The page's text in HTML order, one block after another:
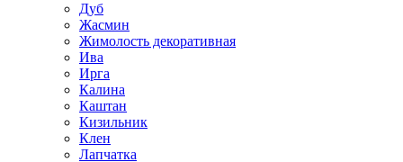
Дуб
Жасмин
Жимолость декоративная
Ива
Ирга
Калина
Каштан
Кизильник
Клен
Лапчатка